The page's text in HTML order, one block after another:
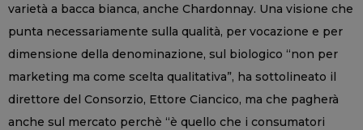
varietà a bacca bianca, anche Chardonnay. Una visione che
punta necessariamente sulla qualità, per vocazione e per
dimensione della denominazione, sul biologico “non per
marketing ma come scelta qualitativa”, ha sottolineato il
direttore del Consorzio, Ettore Ciancico, ma che pagherà
anche sul mercato perchè “è quello che i consumatori